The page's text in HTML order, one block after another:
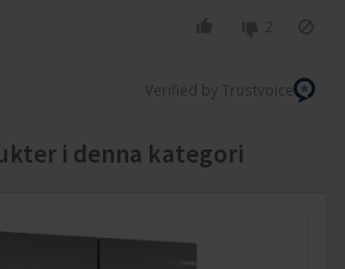
Verified by Trustvoice
i denna kategori